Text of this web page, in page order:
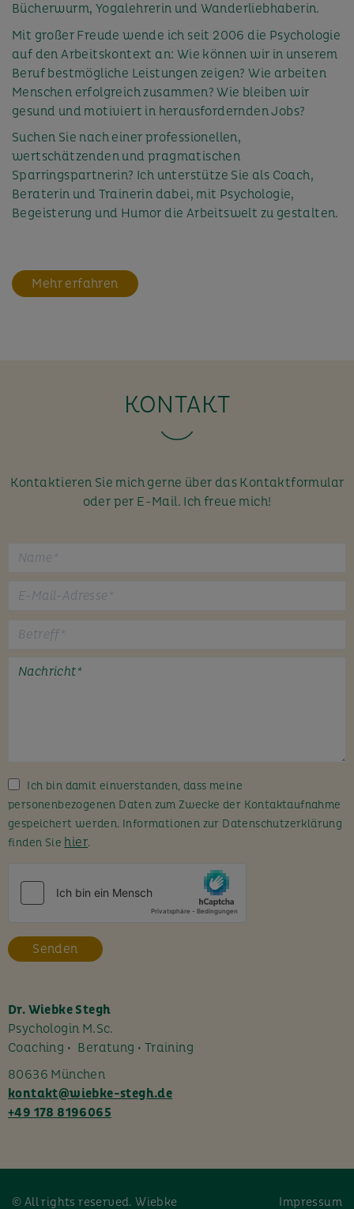
Bücherwurm, Yogalehrerin und Wanderliebhaberin.
Mit großer Freude wende ich seit 2006 die Psychologie
auf den Arbeitskontext an: Wie können wir in unserem
Beruf bestmögliche Leistungen zeigen? Wie arbeiten
Menschen erfolgreich zusammen? Wie bleiben wir
gesund und motiviert in herausfordernden Jobs?
Suchen Sie nach einer professionellen,
wertschätzenden und pragmatischen
Sparringspartnerin? Ich unterstütze Sie als Coach,
Beraterin und Trainerin dabei, mit Psychologie,
Begeisterung und Humor die Arbeitswelt zu gestalten.
Mehr erfahren
KONTAKT
Kontaktieren Sie mich gerne über das Kontaktformular
oder per E-Mail. Ich freue mich!
e
d
i
e
e
l
e
e
r
.
Ich bin damit einverstanden, dass meine
personenbezogenen Daten zum Zwecke der Kontaktaufnahme
gespeichert werden. Informationen zur Datenschutzerklärung
finden Sie hier.
Dr. Wiebke Stegh
Psychologin M.Sc.
Coaching • Beratung • Training
80636 München
kontakt@wiebke-stegh.de
+49 178 8196065
Impressum
© All rights reserved. Wiebke